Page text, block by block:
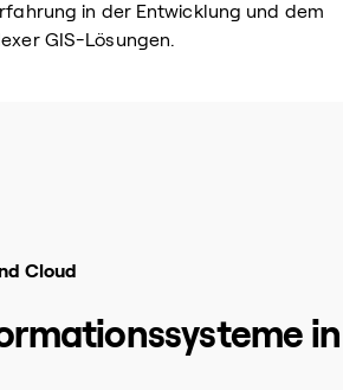
in der Entwicklung und dem
GIS-Lösungen.
Cloud
in